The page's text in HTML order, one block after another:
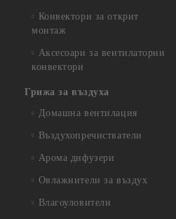
Конвектори за открит
монтаж
Аксесоари за вентилаторни
конвектори
Грижа за въздуха
Домашна вентилация
Въздухопречистватели
Арома дифузери
Овлажнители за въздух
Влагоуловители